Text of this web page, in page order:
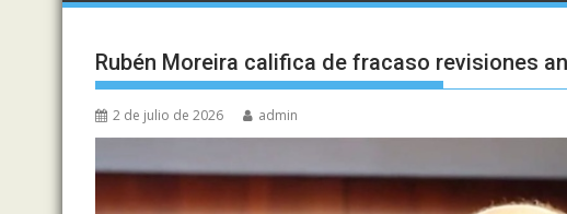
Rubén Moreira califica de fracaso revisiones
2 de julio de 2026 admin